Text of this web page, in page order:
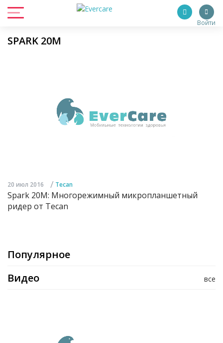
Войти
SPARK 20M
20 июл 2016 / Tecan
Spark 20M: Многорежимный микропланшетный
ридер от Tecan
Популярное
все
Видео